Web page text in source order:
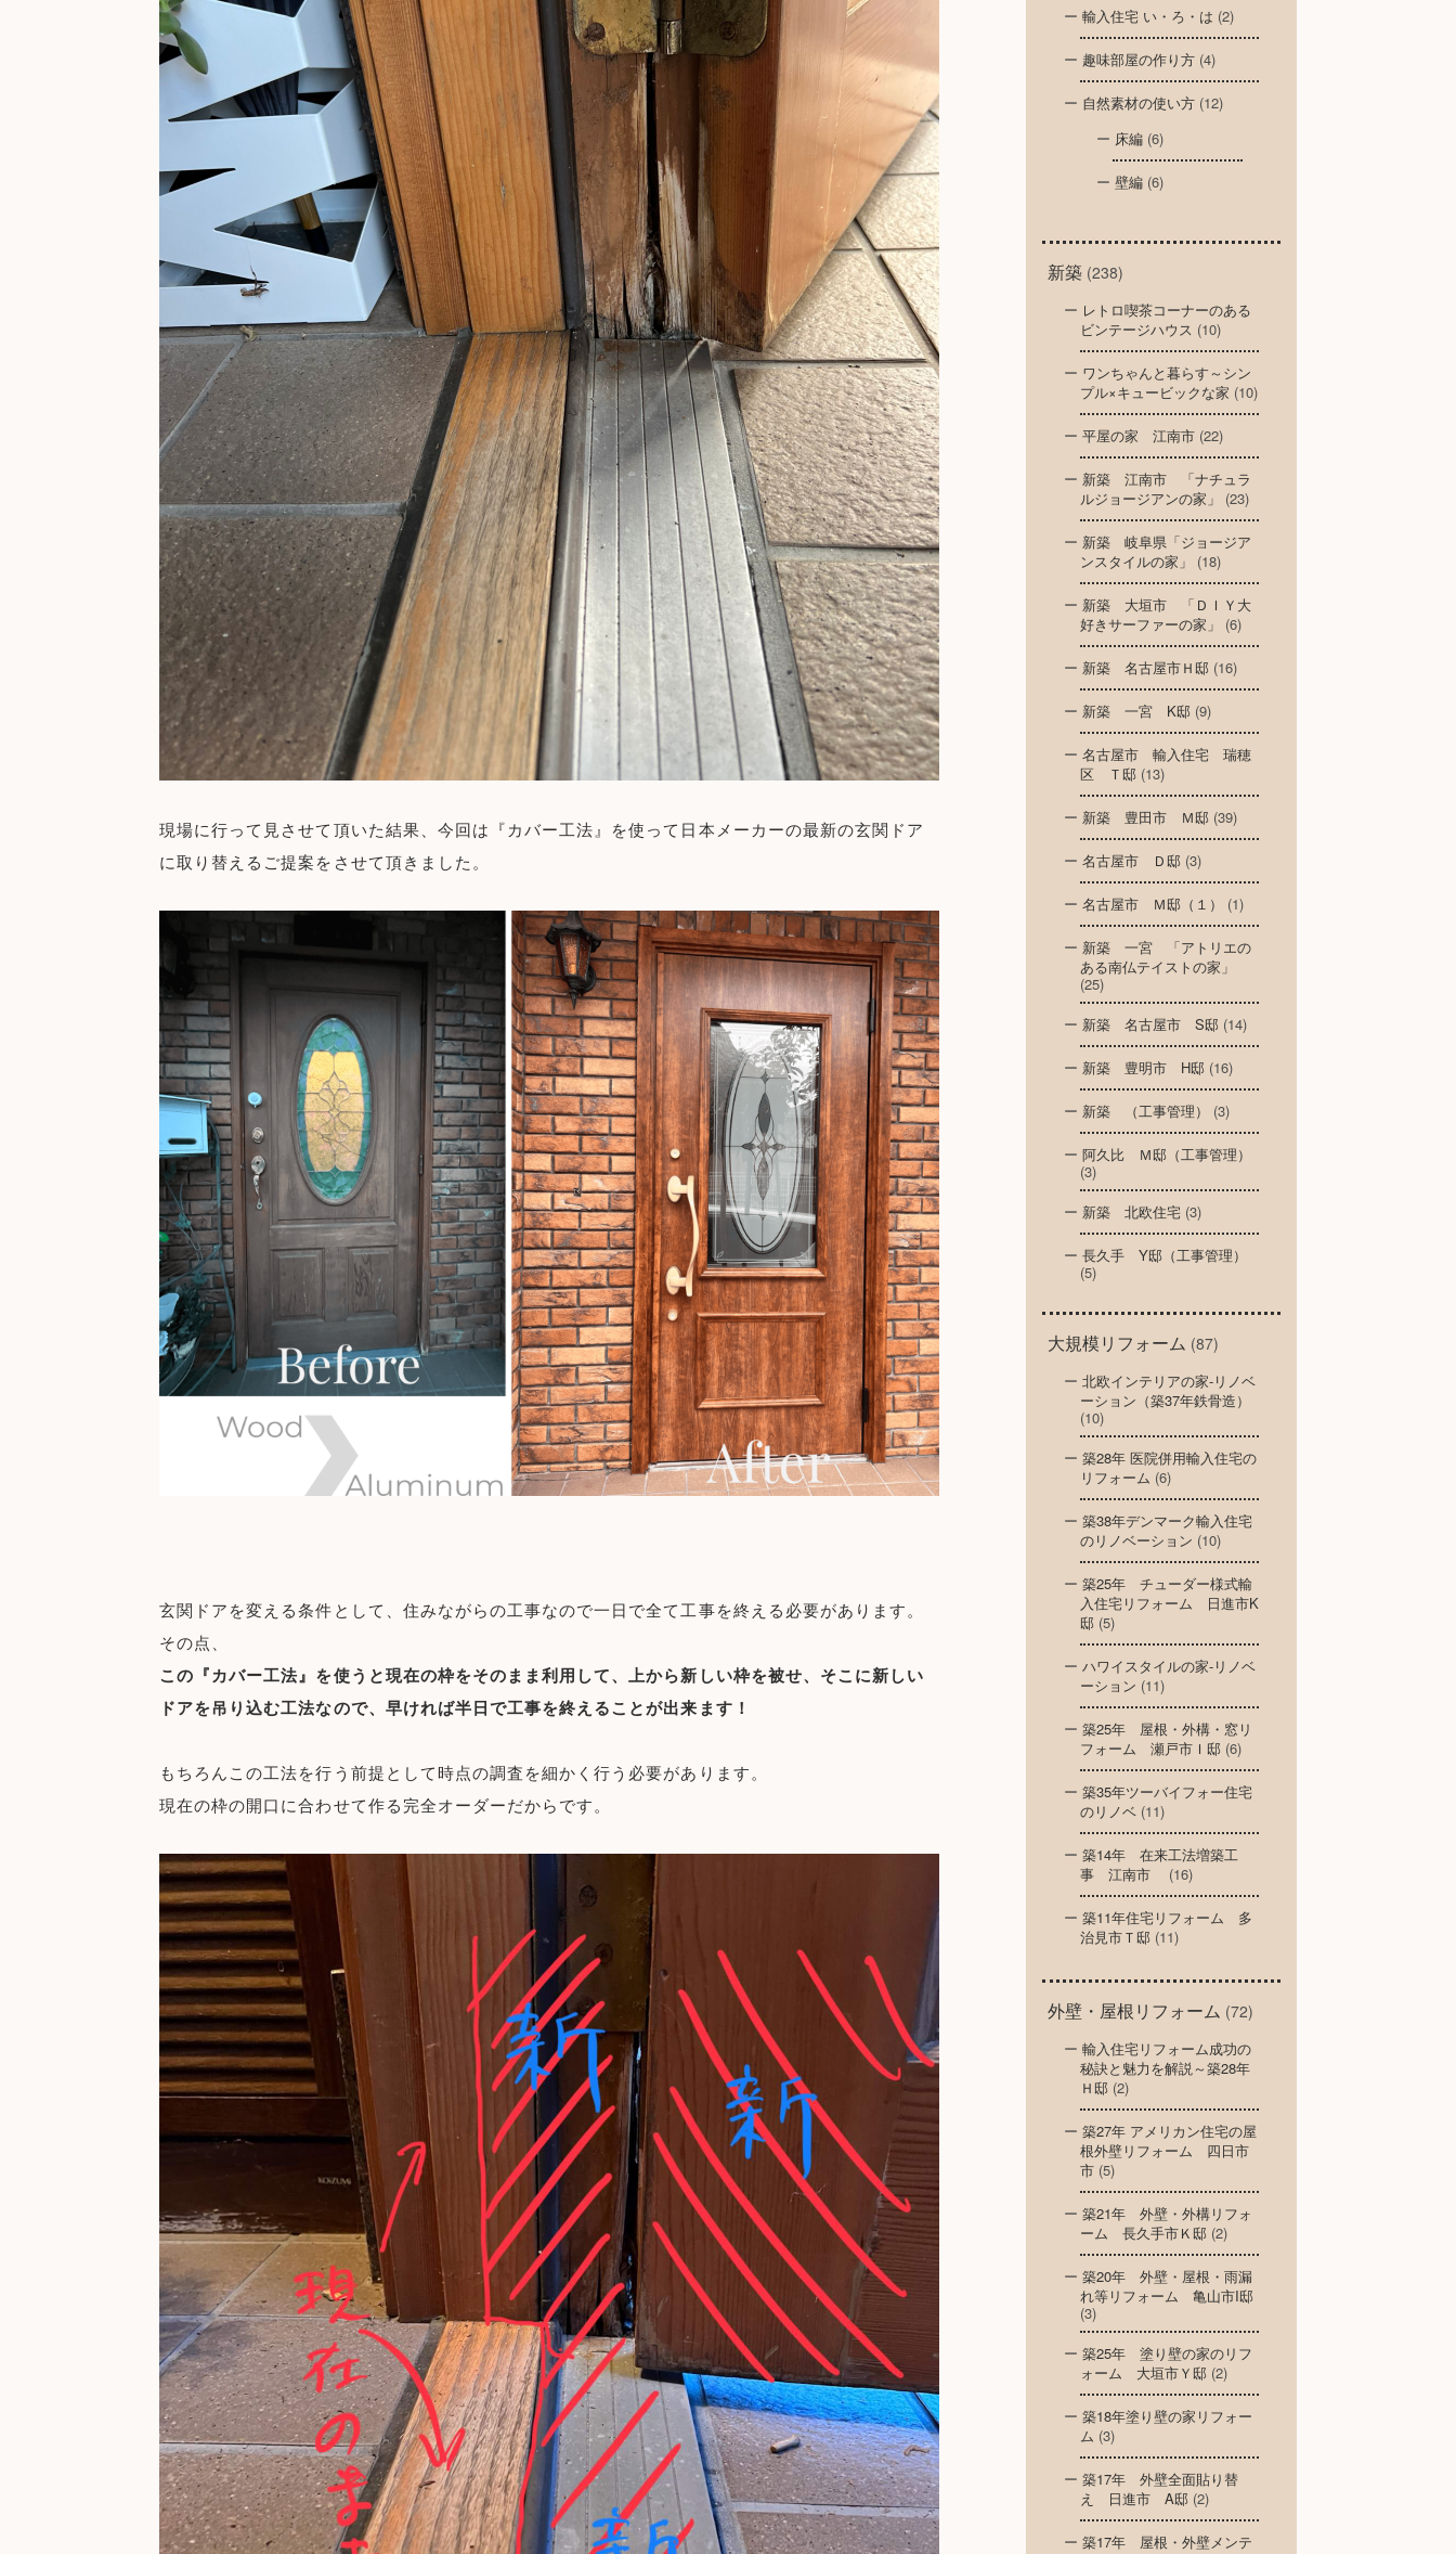
現場に行って見させて頂いた結果、今回は『カバー工法』を使って日本メーカーの最新の玄関ドア
に取り替えるご提案をさせて頂きました。
玄関ドアを変える条件として、住みながらの工事なので一日で全て工事を終える必要があります。
その点、
この『カバー工法』を使うと現在の枠をそのまま利用して、上から新しい枠を被せ、そこに新しい
ドアを吊り込む工法なので、早ければ半日で工事を終えることが出来ます！
もちろんこの工法を行う前提として時点の調査を細かく行う必要があります。
現在の枠の開口に合わせて作る完全オーダーだからです。
輸入住宅 い・ろ・は (2)
趣味部屋の作り方 (4)
自然素材の使い方 (12)
床編 (6)
壁編 (6)
新築 (238)
レトロ喫茶コーナーのある
ビンテージハウス (10)
ワンちゃんと暮らす～シン
プル×キュービックな家 (10)
平屋の家 江南市 (22)
新築 江南市 「ナチュラ
ルジョージアンの家」
(23)
新築 岐阜県「ジョージア
ンスタイルの家」
(18)
新築 大垣市 「ＤＩＹ大
好きサーファーの家」
(6)
新築 名古屋市Ｈ邸 (16)
新築 一宮 K邸 (9)
名古屋市 輸入住宅 瑞穂
区 Ｔ邸 (13)
新築 豊田市 Ｍ邸 (39)
名古屋市 Ｄ邸 (3)
名古屋市 Ｍ邸（１） (1)
新築 一宮 「アトリエの
ある南仏テイストの家」
(25)
新築 名古屋市 S邸 (14)
新築 豊明市 H邸 (16)
新築 （工事管理） (3)
阿久比 Ｍ邸（工事管理）
(3)
新築 北欧住宅 (3)
長久手 Y邸（工事管理）
(5)
大規模リフォーム (87)
北欧インテリアの家-リノベ
ーション（築37年鉄骨造）
(10)
築28年 医院併用輸入住宅の
リフォーム (6)
築38年デンマーク輸入住宅
のリノベーション (10)
築25年 チューダー様式輸
入住宅リフォーム 日進市K
邸 (5)
ハワイスタイルの家-リノベ
ーション (11)
築25年 屋根・外構・窓リ
フォーム 瀬戸市Ｉ邸 (6)
築35年ツーバイフォー住宅
のリノベ (11)
築14年 在来工法増築工
事 江南市
(16)
築11年住宅リフォーム 多
治見市Ｔ邸 (11)
外壁・屋根リフォーム (72)
輸入住宅リフォーム成功の
秘訣と魅力を解説～築28年
Ｈ邸 (2)
築27年 アメリカン住宅の屋
根外壁リフォーム 四日市
市 (5)
築21年 外壁・外構リフォ
ーム 長久手市Ｋ邸 (2)
築20年 外壁・屋根・雨漏
れ等リフォーム 亀山市I邸
(3)
築25年 塗り壁の家のリフ
ォーム 大垣市Ｙ邸 (2)
築18年塗り壁の家リフォー
ム (3)
築17年 外壁全面貼り替
え 日進市 A邸 (2)
築17年 屋根・外壁メンテ